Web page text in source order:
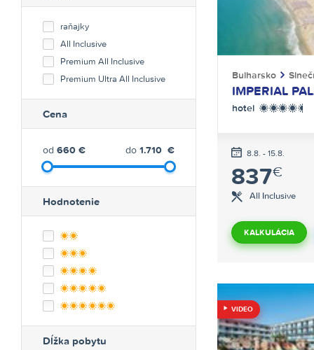
raňajky
All Inclusive
Premium All Inclusive
Premium Ultra All Inclusive
Cena
od 660 € do 1.710 €
Hodnotenie
**
***
****
*****
******
Dĺžka pobytu
Bulharsko
IMPERIAL
hotel ****+
8.8. - 15.8.
837€
All Inclusive
KALKULÁCIA
VIDEO